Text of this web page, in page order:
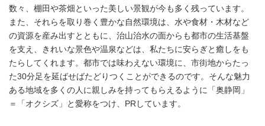
数々、棚田や茶畑といった美しい景観が今も多く残っています。
また、それらを取り巻く豊かな自然環境は、水や食材・木材など
の資源を産み出すとともに、治山治水の面からも都市の生活基盤
を支え、きれいな景色や温泉などは、私たちに安らぎと癒しをも
たらしてくれます。都市では味わえない環境に、市街地からたっ
た30分足を延ばせばたどりつくことができるのです。そんな魅力
ある地域を多くの人に親しみを持ってもらえるように「奥静岡」
＝「オクシズ」と愛称をつけ、PRしています。